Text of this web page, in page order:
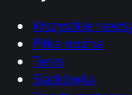
Wszystkie
Piłka nożna
Tenis
Siatkówka